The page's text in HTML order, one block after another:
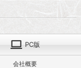
PC版
会社概要